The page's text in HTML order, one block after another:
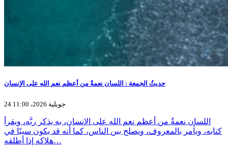
حديثُ الجمعة : اللسان نعمةٌ من أعظم نعم الله على الإنسان
24 جويلية 2026، 11:00
اللسان نعمةٌ من أعظم نعم الله على الإنسان، به يذكر ربَّه، ويقرأ
كتابه، ويأمر بالمعروف، ويصلح بين الناس، كما أنه قد يكون سببًا في
هلاكه إذا أطلقه…